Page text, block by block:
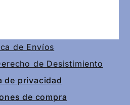
de Envíos
de Desistimiento
de privacidad
de compra